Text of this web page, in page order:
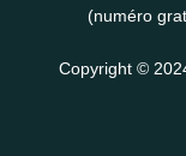
(numéro
Copyright ©